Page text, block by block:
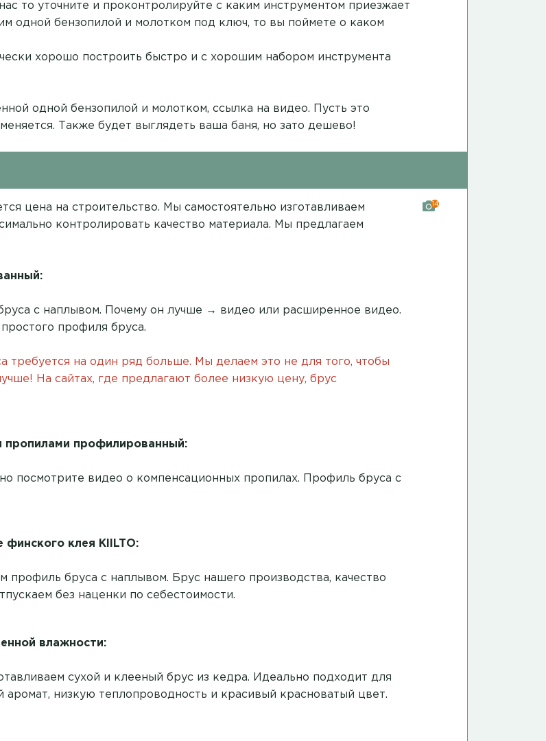
то уточните и проконтролируйте с каким инструментом приезжает
одной бензопилой и молотком под ключ, то вы поймете о каком
хорошо построить быстро и с хорошим набором инструмента
одной бензопилой и молотком, ссылка на видео. Пусть это
Также будет выглядеть ваша баня, но зато дешево!
цена на строительство. Мы самостоятельно изготавливаем
контролировать качество материала. Мы предлагаем
с наплывом. Почему он лучше → видео или расширенное видео.
профиля бруса.
требуется на один ряд больше. Мы делаем это не для того, чтобы
На сайтах, где предлагают более низкую цену, брус
пропилами профилированный:
посмотрите видео о компенсационных пропилах. Профиль бруса с
клея KIILTO:
профиль бруса с наплывом. Брус нашего производства, качество
без наценки по себестоимости.
влажности:
сухой и клееный брус из кедра. Идеально подходит для
аромат, низкую теплопроводность и красивый красноватый цвет.
14